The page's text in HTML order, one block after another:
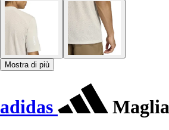
Mostra di più
adidas